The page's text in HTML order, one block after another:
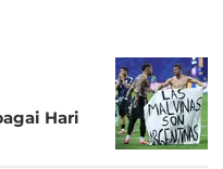
Hari